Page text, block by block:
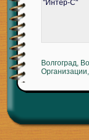
"Интер-С"
Волгоград,